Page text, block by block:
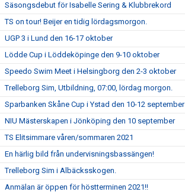
Säsongsdebut för Isabelle Sering & Klubbrekord
TS on tour! Beijer en tidig lördagsmorgon.
UGP 3 i Lund den 16-17 oktober
Lödde Cup i Löddeköpinge den 9-10 oktober
Speedo Swim Meet i Helsingborg den 2-3 oktober
Trelleborg Sim, Utbildning, 07:00, lördag morgon.
Sparbanken Skåne Cup i Ystad den 10-12 september
NIU Mästerskapen i Jönköping den 10 september
TS Elitsimmare våren/sommaren 2021
En härlig bild från undervisningsbassängen!
Trelleborg Sim i Albäcksskogen.
Anmälan är öppen för höstterminen 2021!!